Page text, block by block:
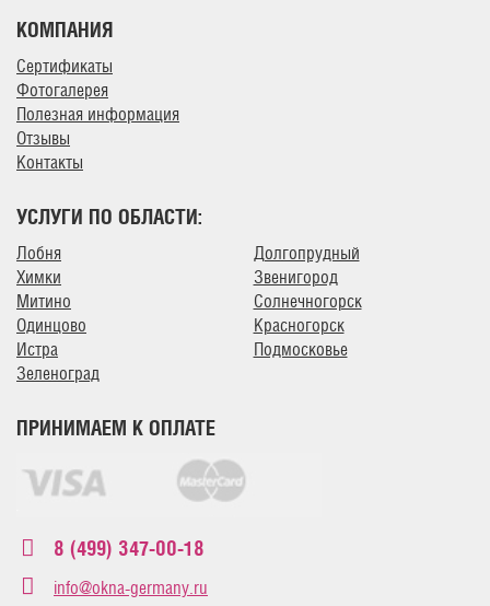
КОМПАНИЯ
Сертификаты
Фотогалерея
Полезная информация
Отзывы
Контакты
УСЛУГИ ПО ОБЛАСТИ:
Лобня
Химки
Митино
Одинцово
Истра
Зеленоград
Долгопрудный
Звенигород
Солнечногорск
Красногорск
Подмосковье
ПРИНИМАЕМ К ОПЛАТЕ
8 (499) 347-00-18
info@okna-germany.ru